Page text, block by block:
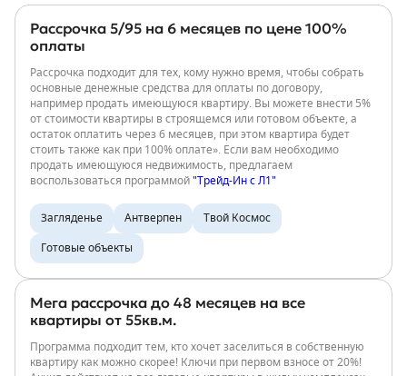
Рассрочка 5/95 на 6 месяцев по цене 100%
оплаты
Рассрочка подходит для тех, кому нужно время, чтобы собрать
основные денежные средства для оплаты по договору,
например продать имеющуюся квартиру. Вы можете внести 5%
от стоимости квартиры в строящемся или готовом объекте, а
остаток оплатить через 6 месяцев, при этом квартира будет
стоить также как при 100% оплате». Если вам необходимо
продать имеющуюся недвижимость, предлагаем
воспользоваться программой "Трейд-Ин с Л1"
Загляденье Антверпен Твой Космос
Готовые объекты
Мега рассрочка до 48 месяцев на все
квартиры от 55кв.м.
Программа подходит тем, кто хочет заселиться в собственную
квартиру как можно скорее! Ключи при первом взносе от 20%!